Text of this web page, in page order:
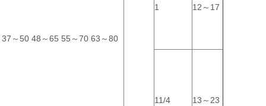
～50 48～65 55～70 63～80
1 12～17
11/4 13～23